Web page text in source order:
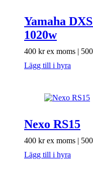
Yamaha
1020w
400 krex moms | 500
Lägg till i hyra
Nexo RS15
400 krex moms | 500
Lägg till i hyra